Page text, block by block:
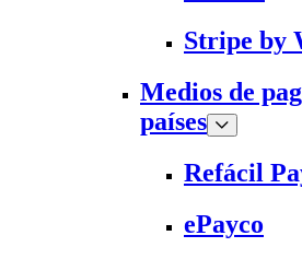
Stripe by
Medios de
países
Refácil
ePayco